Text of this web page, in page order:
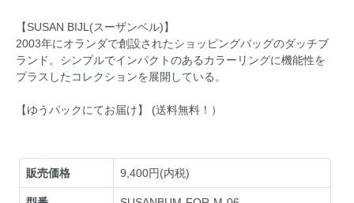
【SUSAN BIJL(スーザンベル)】
2003年にオランダで創設されたショッピングバッグのダッチブ
ランド。シンプルでインパクトのあるカラーリングに機能性を
プラスしたコレクションを展開している。
【ゆうパックにてお届け】 (送料無料！）
販売価格 9,400円(内税)